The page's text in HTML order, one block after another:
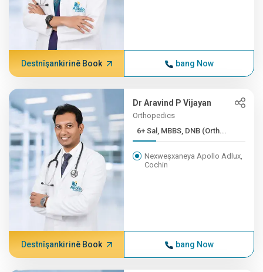
Destnîşankirinê Book bang Now
Dr Aravind P Vijayan
Orthopedics
6+ Sal, MBBS, DNB (Orth...
Nexweşxaneya Apollo Adlux,
Cochin
Destnîşankirinê Book bang Now